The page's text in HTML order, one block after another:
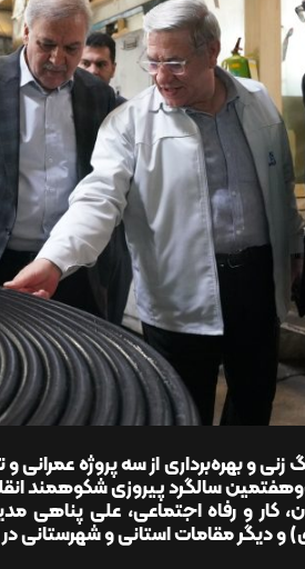
سالگرد پیروزی شکوهمند
کار و رفاه اجتماعی، علی پناهی
دیگر مقامات استانی و شهرستانی در